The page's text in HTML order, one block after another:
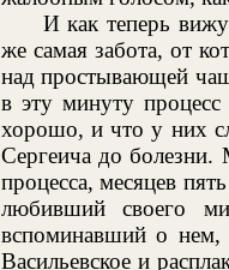
И как теперь
же самая забота, от
над простывающей
в эту минуту
хорошо, и что у них
Сергеича до болезни.
процесса, месяцев
любивший своего
вспоминавший о нем,
Васильевское и